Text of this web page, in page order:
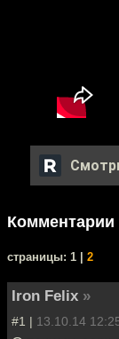
Комментарии
cтраницы: 1 | 2
Iron Felix »
#1 | 13.10.14